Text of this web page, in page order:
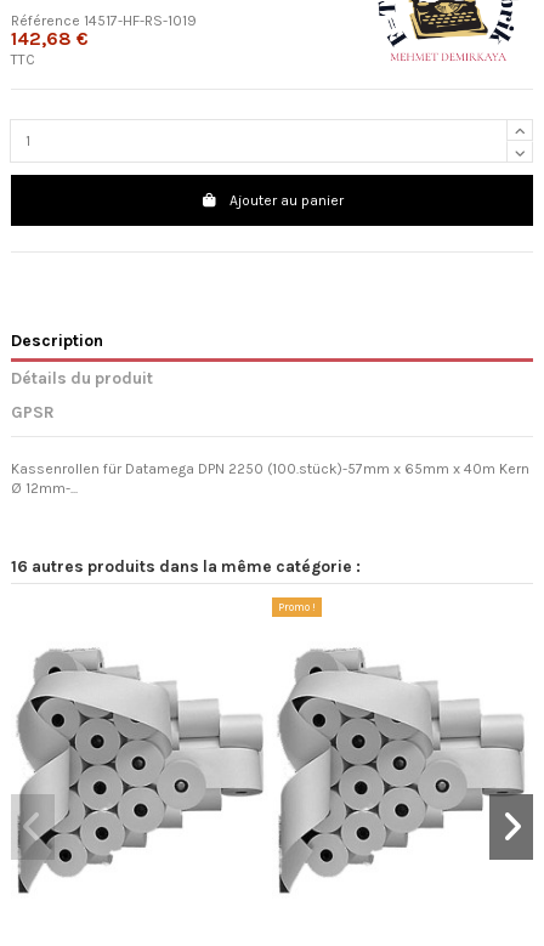
Référence 14517-HF-RS-1019
142,68 €
TTC
Ajouter au panier
Description
Détails du produit
GPSR
Kassenrollen für Datamega DPN 2250 (100.stück)-57mm x 65mm x 40m Kern
Ø 12mm-...
16 autres produits dans la même catégorie :
Promo !